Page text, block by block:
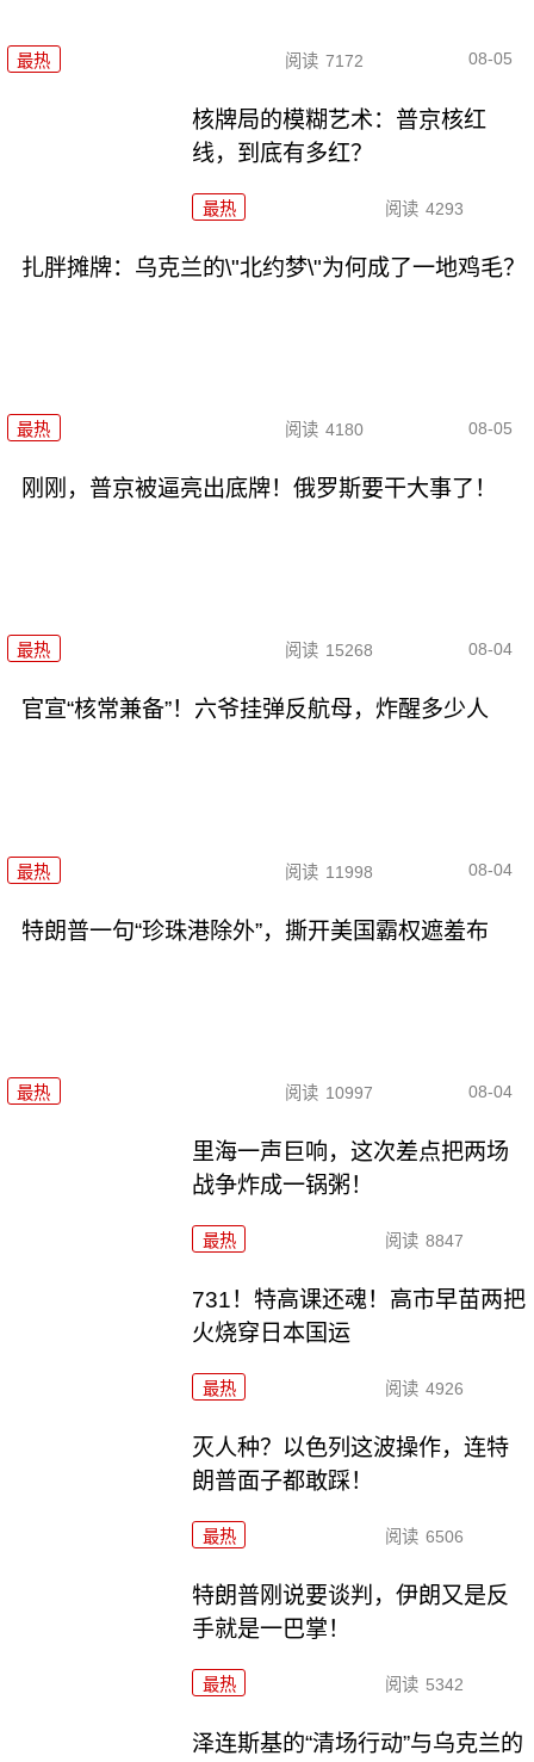
最热 阅读 7172 08-05
核牌局的模糊艺术：普京核红
线，到底有多红？
最热 阅读 4293
扎胖摊牌：乌克兰的\"北约梦\"为何成了一地鸡毛？
最热 阅读 4180 08-05
刚刚，普京被逼亮出底牌！俄罗斯要干大事了！
最热 阅读 15268 08-04
官宣“核常兼备”！六爷挂弹反航母，炸醒多少人
最热 阅读 11998 08-04
特朗普一句“珍珠港除外”，撕开美国霸权遮羞布
最热 阅读 10997 08-04
里海一声巨响，这次差点把两场
战争炸成一锅粥！
最热 阅读 8847
731！特高课还魂！高市早苗两把
火烧穿日本国运
最热 阅读 4926
灭人种？以色列这波操作，连特
朗普面子都敢踩！
最热 阅读 6506
特朗普刚说要谈判，伊朗又是反
手就是一巴掌！
最热 阅读 5342
泽连斯基的“清场行动”与乌克兰的